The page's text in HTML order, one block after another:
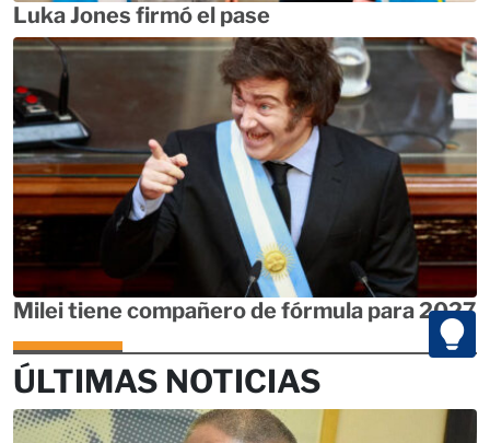
Luka Jones firmó el pase
Milei tiene compañero de fórmula para 2027
ÚLTIMAS NOTICIAS